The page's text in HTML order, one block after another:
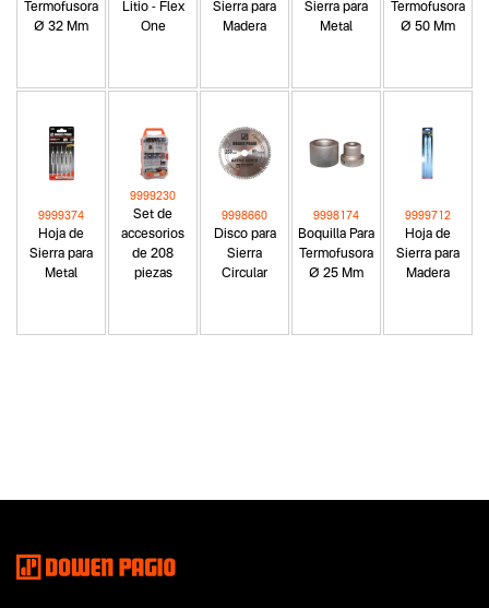
Termofusora
Ø 32 Mm
Litio - Flex
One
Sierra para
Madera
Sierra para
Metal
Termofusora
Ø 50 Mm
Hoja de
Sierra para
Metal
9999374
Set de
accesorios
de 208
piezas
9999230
Disco para
Sierra
Circular
9998660
Boquilla Para
Termofusora
Ø 25 Mm
9998174
Hoja de
Sierra para
Madera
9999712
Segmentos - pendiente